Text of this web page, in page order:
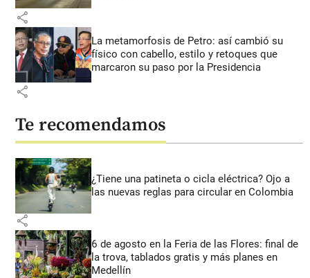
share
La metamorfosis de Petro: así cambió su
físico con cabello, estilo y retoques que
marcaron su paso por la Presidencia
share
Te recomendamos
¿Tiene una patineta o cicla eléctrica? Ojo a
las nuevas reglas para circular en Colombia
share
6 de agosto en la Feria de las Flores: final de
la trova, tablados gratis y más planes en
Medellín